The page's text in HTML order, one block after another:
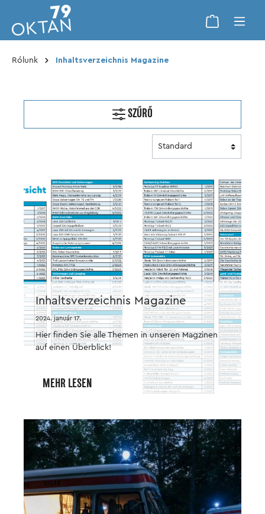
Rólunk Inhaltsverzeichnis Magazine
SZŰRŐ
Inhaltsverzeichnis Magazine
2024. január 17.
Hier finden Sie alle Themen in unseren Magzinen
auf einen Überblick!
MEHR LESEN